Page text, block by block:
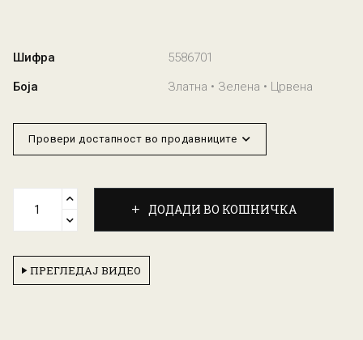
Шифра
5586701
Боја
Златна • Зелена • Црвена
Провери достапност во продавниците
ДОДАДИ ВО КОШНИЧКА
ПРЕГЛЕДАЈ ВИДЕО